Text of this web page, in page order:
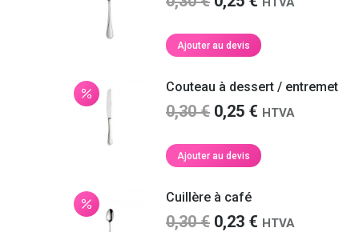
initial
0,30 €.
actuel
0,25 €.
Ajouter au devis
Couteau à dessert / entremet
0,30€ Le
initial
0,30 €.
0,25 € Le
actuel
HTVA
Ajouter au devis
Cuillère à café
0,30€ Le
0,23 € Le
HTVA
Martin F.